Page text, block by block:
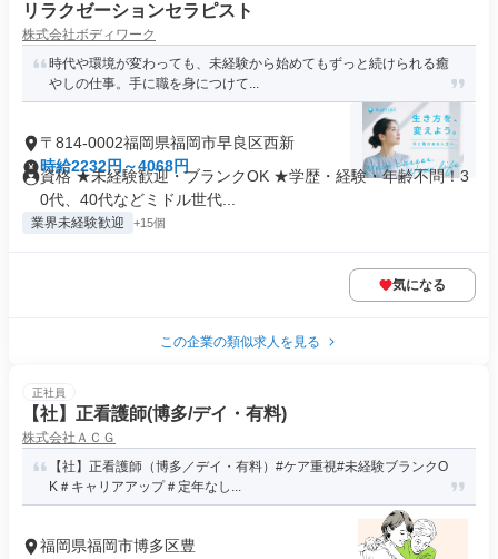
リラクゼーションセラピスト
株式会社ボディワーク
時代や環境が変わっても、未経験から始めてもずっと続けられる癒
やしの仕事。手に職を身につけて...
〒814-0002福岡県福岡市早良区西新
時給2232円～4068円
資格 ★未経験歓迎・ブランクOK ★学歴・経験・年齢不問！3
0代、40代などミドル世代...
業界未経験歓迎 +15個
気になる
この企業の類似求人を見る
正社員
【社】正看護師(博多/デイ・有料)
株式会社ＡＣＧ
【社】正看護師（博多／デイ・有料）#ケア重視#未経験ブランクO
K＃キャリアアップ＃定年なし...
福岡県福岡市博多区豊